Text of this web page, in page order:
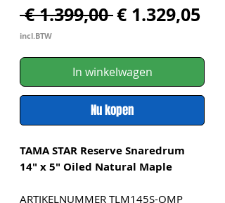
€ 1.399,00 Normale
€ 1.329,05
incl.BTW
In winkelwagen
Nu kopen
TAMA STAR Reserve Snaredrum
14" x 5" Oiled Natural Maple
ARTIKELNUMMER TLM145S-OMP